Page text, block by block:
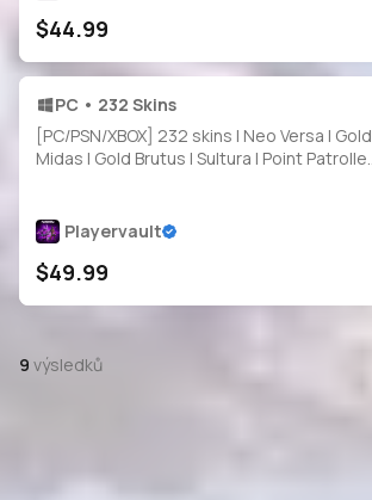
$44.99
PC • 232 Skins
[PC/PSN/XBOX] 232 skins | Neo Versa | Gold
Midas | Gold Brutus | Sultura | Point Patroller
Playervault
$49.99
9 výsledků